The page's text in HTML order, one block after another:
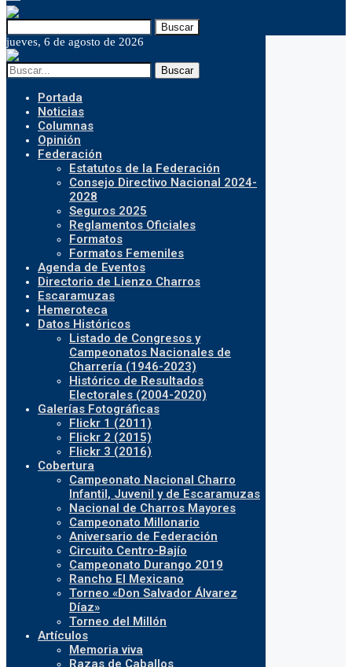
Buscar
jueves, 6 de agosto de 2026
Buscar
Portada
Noticias
Columnas
Opinión
Federación
Estatutos de la Federación
Consejo Directivo Nacional 2024-
2028
Seguros 2025
Reglamentos Oficiales
Formatos
Formatos Femeniles
Agenda de Eventos
Directorio de Lienzo Charros
Escaramuzas
Hemeroteca
Datos Históricos
Listado de Congresos y
Campeonatos Nacionales de
Charrería (1946-2023)
Histórico de Resultados
Electorales (2004-2020)
Galerías Fotográficas
Flickr 1 (2011)
Flickr 2 (2015)
Flickr 3 (2016)
Cobertura
Campeonato Nacional Charro
Infantil, Juvenil y de Escaramuzas
Nacional de Charros Mayores
Campeonato Millonario
Aniversario de Federación
Circuito Centro-Bajío
Campeonato Durango 2019
Rancho El Mexicano
Torneo «Don Salvador Álvarez
Díaz»
Torneo del Millón
Artículos
Memoria viva
Razas de Caballos